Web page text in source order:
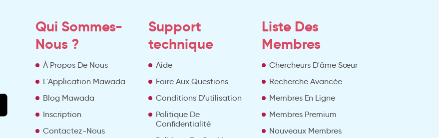
Qui Sommes-
Nous ?
À Propos De Nous
L'Application Mawada
Blog Mawada
Inscription
Contactez-Nous
Support
technique
Aide
Foire Aux Questions
Conditions D'utilisation
Politique De
Confidentialité
Liste Des
Membres
Chercheurs D'âme Sœur
Recherche Avancée
Membres En Ligne
Membres Premium
Nouveaux Membres